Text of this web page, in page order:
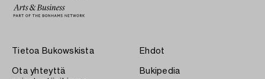
Tietoa Bukowskista
Ota yhteyttä
Ehdot
Bukipedia